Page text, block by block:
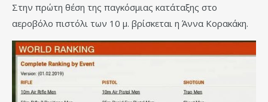
Στην πρώτη θέση της παγκόσμιας κατάταξης στο
αεροβόλο πιστόλι των 10 μ. βρίσκεται η Άννα Κορακάκη.